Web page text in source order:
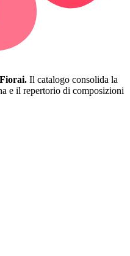
Il catalogo consolida la
e il repertorio di composizioni